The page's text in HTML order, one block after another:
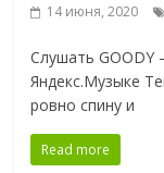
14 июня, 2020
Слушать
Яндекс.Музыке
ровно спину и
Read more